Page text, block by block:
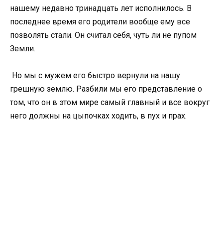
нашему недавно тринадцать лет исполнилось. В
последнее время его родители вообще ему все
позволять стали. Он считал себя, чуть ли не пупом
Земли.
Но мы с мужем его быстро вернули на нашу
грешную землю. Разбили мы его представление о
том, что он в этом мире самый главный и все вокруг
него должны на цыпочках ходить, в пух и прах.